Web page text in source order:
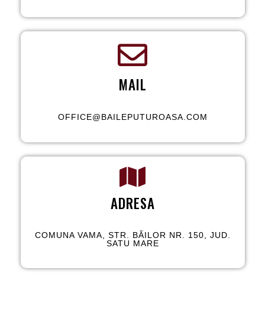
MAIL
OFFICE@BAILEPUTUROASA.COM
ADRESA
COMUNA VAMA, STR. BĂILOR NR. 150, JUD.
SATU MARE